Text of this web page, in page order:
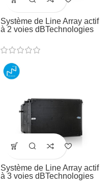
Système de Line Array actif
à 2 voies dBTechnologies
Système de Line Array actif
à 3 voies dBTechnologies